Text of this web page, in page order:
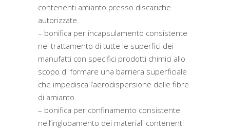
contenenti amianto presso discariche
autorizzate.
– bonifica per incapsulamento consistente
nel trattamento di tutte le superfici dei
manufatti con specifici prodotti chimici allo
scopo di formare una barriera superficiale
che impedisca l’aerodispersione delle fibre
di amianto.
– bonifica per confinamento consistente
nell’inglobamento dei materiali contenenti